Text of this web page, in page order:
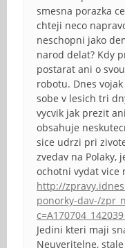
smesna porazka
chteji neco
neschopni jako
narod delat? Kdy
postarat ani o
robotu. Dnes
sobe v lesich tri
vycvik jak prezit
obsahuje
sice udrzi pri
zvedav na Polaky,
ochotni vydat vice
http://
ponorky-dav-/
Jedini kteri maji
Neuveritelne,